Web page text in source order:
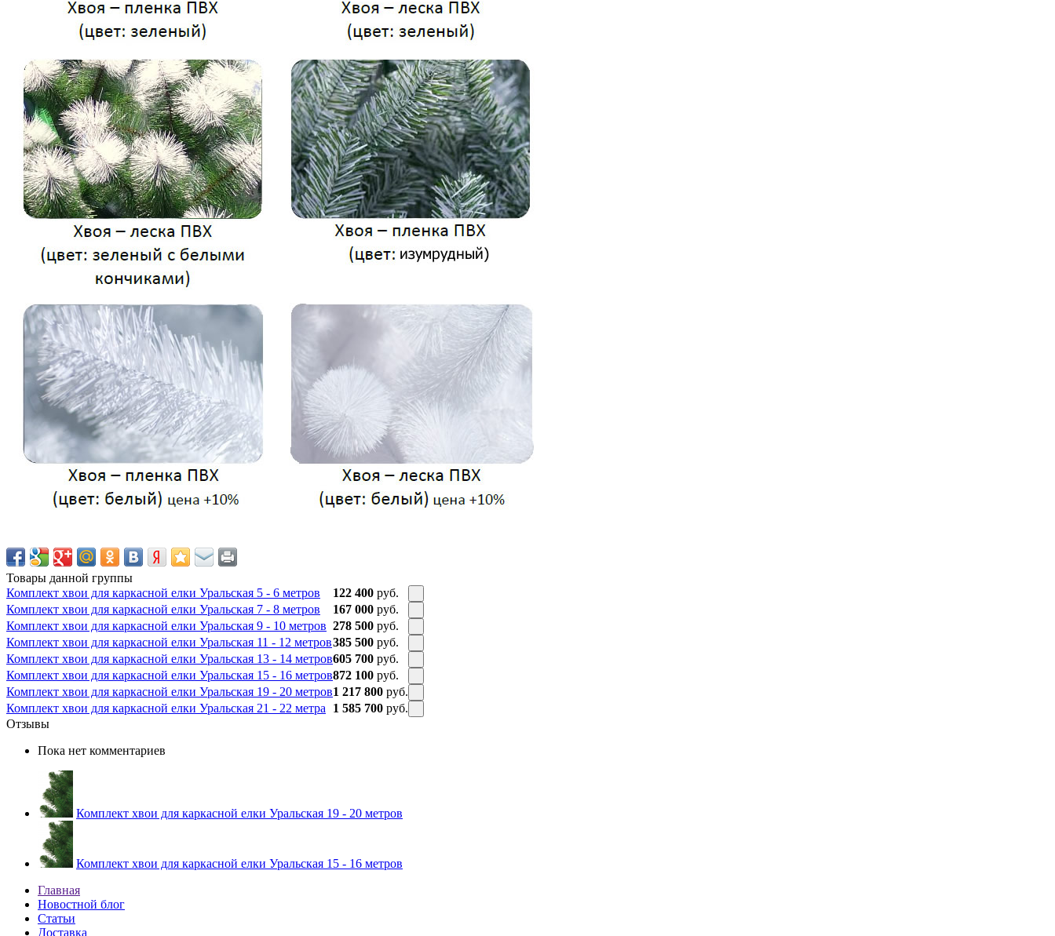
Товары данной группы
Комплект хвои для каркасной елки Уральская 5 - 6 метров
122 400 руб.
Комплект хвои для каркасной елки Уральская 7 - 8 метров
167 000 руб.
Комплект хвои для каркасной елки Уральская 9 - 10 метров 278 500 руб.
Комплект хвои для каркасной елки Уральская 11 - 12 метров385 500 руб.
Комплект хвои для каркасной елки Уральская 13 - 14 метров605 700 руб.
Комплект хвои для каркасной елки Уральская 15 - 16 метров872 100 руб.
Комплект хвои для каркасной елки Уральская 19 - 20 метров1 217 800 руб.
Комплект хвои для каркасной елки Уральская 21 - 22 метра
1 585 700 руб.
Отзывы
Пока нет комментариев
Комплект хвои для каркасной елки Уральская 19 - 20 метров
Комплект хвои для каркасной елки Уральская 15 - 16 метров
Главная
Новостной блог
Статьи
Доставка